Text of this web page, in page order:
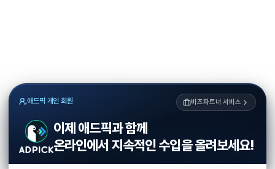
애드픽 개인 회원 비즈파트너 서비스
이제 애드픽과 함께
온라인에서 지속적인 수입을 올려보세요!